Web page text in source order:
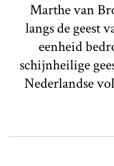
Marthe van
langs de geest
eenheid
schijnheilige
Nederlandse